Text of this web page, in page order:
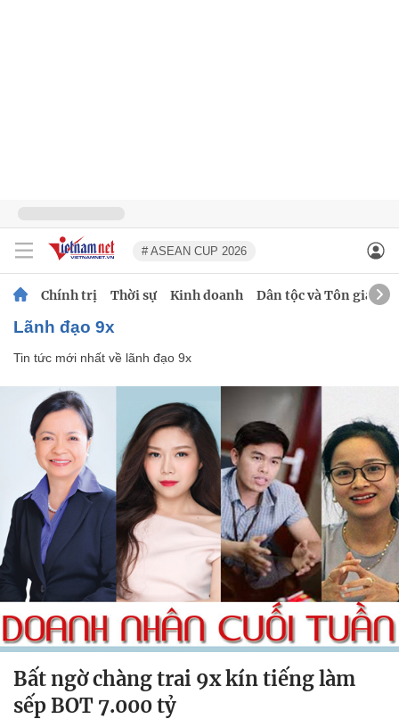
# ASEAN CUP 2026
Chính trị Thời sự Kinh doanh Dân tộc và Tôn giáo
lãnh đạo 9x
Tin tức mới nhất về lãnh đạo 9x
Bất ngờ chàng trai 9x kín tiếng làm
sếp BOT 7.000 tỷ